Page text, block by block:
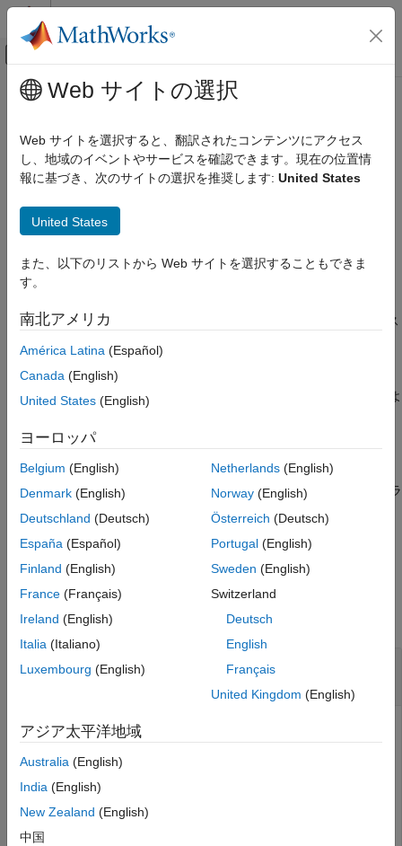
コンテンツへスキップ
オフキャンバス ナビゲーション メ
ドキュメンテーションのホーム
グラフィックス
イメージ
rgb2gray
項目一覧
説明
入力引数
アルゴリズム
拡張機能
参考
メインコンテンツ
rgb2gray
RGB イメージまたはカラーマップをグレースケールに変換
構文
newmap = rgb2gray(map)
説明
I= rgb2gray(
をグレース
したまま色相情報と彩度情報を削除することによって、RGB イ
メージをグレースケールに変換します。Parallel Computing
Toolbox™ がインストールされている場合は、この
によ
例
newmap= rgb2gray( mapに対応するグレースケール カラ
例
例
すべて折りたたむ
RGB イメージをグレースケール イメージに変
サンプルの RGB イメージを読み取り、イメージを表示しま
RGB = imread("peppers.png"
Web サイトの選択
Web サイトを選択すると、翻訳されたコンテンツにアクセス
し、地域のイベントやサービスを確認できます。現在の位置情
報に基づき、次のサイトの選択を推奨します: United States
United States
また、以下のリストから Web サイトを選択することもできま
す。
南北アメリカ
América Latina (Español)
Canada (English)
United States (English)
ヨーロッパ
Belgium (English)
Denmark (English)
Deutschland (Deutsch)
España (Español)
Finland (English)
France (Français)
Ireland (English)
Italia (Italiano)
Luxembourg (English)
Netherlands(English)
Norway(English)
Österreich (Deutsch)
Portugal(English)
Sweden (English)
Switzerland
Deutsch
English
Français
United Kingdom (English)
アジア太平洋地域
Australia (English)
India (English)
New Zealand (English)
中国